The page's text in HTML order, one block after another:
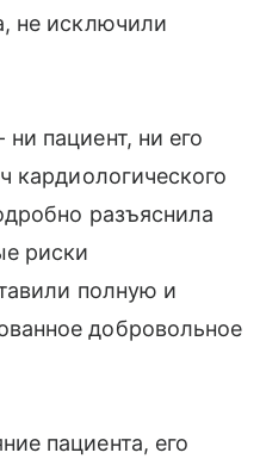
не исключили
пациент, ни его
кардиологического
разъяснила
риски
полную и
добровольное
пациента, его